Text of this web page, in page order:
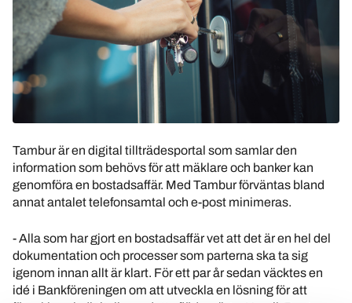
Tambur är en digital tillträdesportal som samlar den
information som behövs för att mäklare och banker kan
genomföra en bostadsaffär. Med Tambur förväntas bland
annat antalet telefonsamtal och e-post minimeras.
- Alla som har gjort en bostadsaffär vet att det är en hel del
dokumentation och processer som parterna ska ta sig
igenom innan allt är klart. För ett par år sedan väcktes en
idé i Bankföreningen om att utveckla en lösning för att